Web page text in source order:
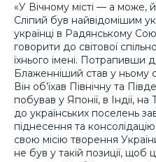
«У Вічному місті — а може,
Сліпий був найвідомішим
українці в Радянському
говорити до світової
їхнього імені. Потрапивши
Блаженніший став у ньому
Він об’їхав Північну та
побував у Японії, в Індії, на
до українських поселень
піднесення та
свою місію творення
не був у такій позиції,